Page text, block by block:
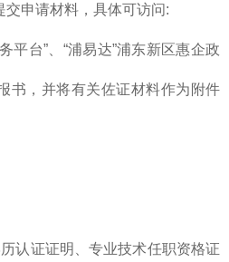
交申请材料，具体可访问:
平台”、“浦易达”浦东新区惠企政
书，并将有关佐证材料作为附件
认证证明、专业技术任职资格证